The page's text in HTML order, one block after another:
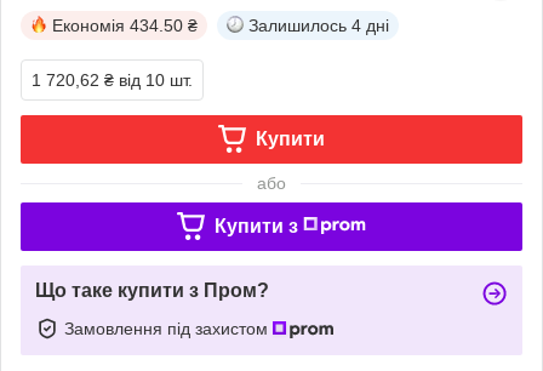
Економія 434.50 ₴ Залишилось 4 дні
1 720,62 ₴ від 10 шт.
Купити
або
Купити з
Що таке купити з Пром?
Замовлення під захистом